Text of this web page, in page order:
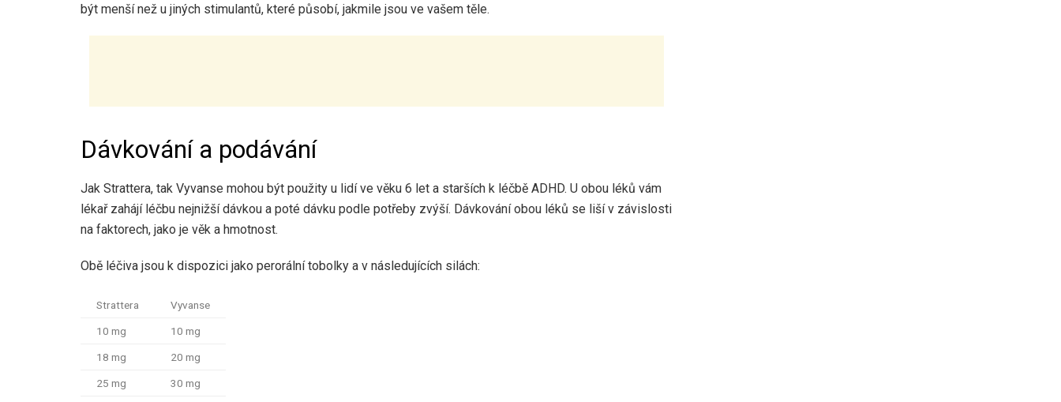
být menší než u jiných stimulantů, které působí, jakmile jsou ve vašem těle.
Dávkování a podávání
Jak Strattera, tak Vyvanse mohou být použity u lidí ve věku 6 let a starších k léčbě ADHD. U obou léků vám
lékař zahájí léčbu nejnižší dávkou a poté dávku podle potřeby zvýší. Dávkování obou léků se liší v závislosti
na faktorech, jako je věk a hmotnost.
Obě léčiva jsou k dispozici jako perorální tobolky a v následujících silách:
Strattera Vyvanse
10 mg 10 mg
18 mg 20 mg
25 mg 30 mg